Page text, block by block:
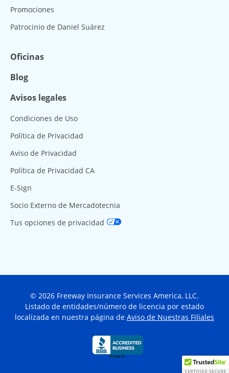
Promociones
Patrocinio de Daniel Suárez
Oficinas
Blog
Avisos legales
Condiciones de Uso
Política de Privacidad
Aviso de Privacidad
Política de Privacidad CA
E-Sign
Socio Externo de Mercadotecnia
Tus opciones de privacidad
© 2026 Freeway Insurance Services America, LLC.
Listado de entidades/número de licencia por estado
localizada en nuestra página de Aviso de Nuestras Filiales